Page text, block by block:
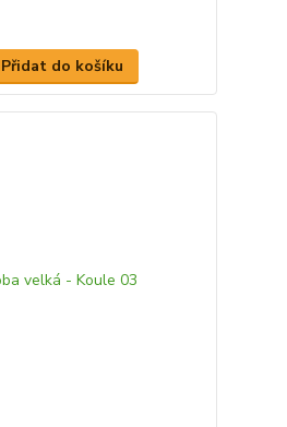
Přidat do košíku